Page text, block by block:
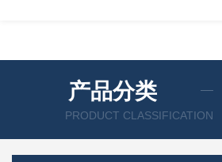
产品分类
PRODUCT CLASSIFICATION